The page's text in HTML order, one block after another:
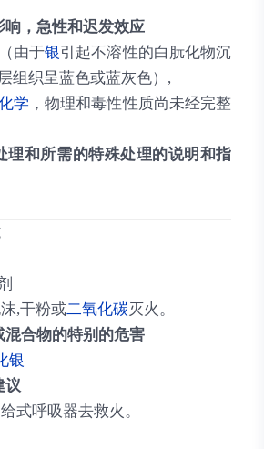
响，急性和迟发效应
由于银引起不溶性的白朊化物沉
组织呈蓝色或蓝灰色）,
学 ，物理和毒性性质尚未经完整
理和所需的特殊处理的说明和指
,干粉或二氧化碳灭火。
混合物的特别的危害
银
议
式呼吸器去救火。